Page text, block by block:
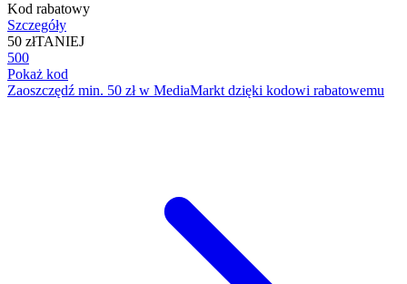
Kod rabatowy
Szczegóły
50 złTANIEJ
500
Pokaż kod
Zaoszczędź min. 50 zł w MediaMarkt dzięki kodowi rabatowemu